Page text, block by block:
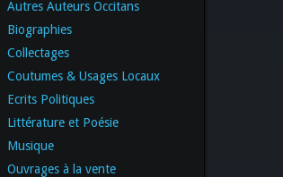
Autres Auteurs Occitans
Biographies
Collectages
Coutumes & Usages Locaux
Ecrits Politiques
Littérature et Poésie
Musique
Ouvrages à la vente